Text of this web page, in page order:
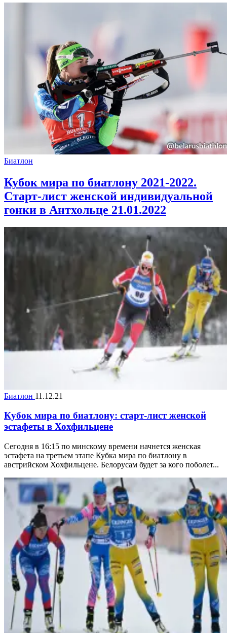
Биатлон
Кубок мира по биатлону 2021-2022.
Старт-лист женской индивидуальной
гонки в Антхольце 21.01.2022
Биатлон 11.12.21
Кубок мира по биатлону: старт-лист женской
эстафеты в Хохфильцене
Сегодня в 16:15 по минскому времени начнется женская
эстафета на третьем этапе Кубка мира по биатлону в
австрийском Хохфильцене. Белорусам будет за кого поболет...